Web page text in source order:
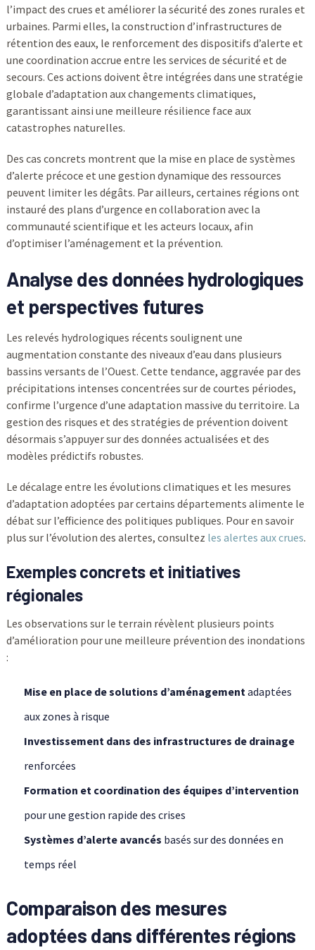
l’impact des crues et améliorer la sécurité des zones rurales et
urbaines. Parmi elles, la construction d’infrastructures de
rétention des eaux, le renforcement des dispositifs d’alerte et
une coordination accrue entre les services de sécurité et de
secours. Ces actions doivent être intégrées dans une stratégie
globale d’adaptation aux changements climatiques,
garantissant ainsi une meilleure résilience face aux
catastrophes naturelles.
Des cas concrets montrent que la mise en place de systèmes
d’alerte précoce et une gestion dynamique des ressources
peuvent limiter les dégâts. Par ailleurs, certaines régions ont
instauré des plans d’urgence en collaboration avec la
communauté scientifique et les acteurs locaux, afin
d’optimiser l’aménagement et la prévention.
Analyse des données hydrologiques
et perspectives futures
Les relevés hydrologiques récents soulignent une
augmentation constante des niveaux d’eau dans plusieurs
bassins versants de l’Ouest. Cette tendance, aggravée par des
précipitations intenses concentrées sur de courtes périodes,
confirme l’urgence d’une adaptation massive du territoire. La
gestion des risques et des stratégies de prévention doivent
désormais s’appuyer sur des données actualisées et des
modèles prédictifs robustes.
Le décalage entre les évolutions climatiques et les mesures
d’adaptation adoptées par certains départements alimente le
débat sur l’efficience des politiques publiques. Pour en savoir
plus sur l’évolution des alertes, consultez les alertes aux crues.
Exemples concrets et initiatives
régionales
Les observations sur le terrain révèlent plusieurs points
d’amélioration pour une meilleure prévention des inondations
:
Mise en place de solutions d’aménagementadaptées
aux zones à risque
Investissement dans des infrastructures de drainage
renforcées
Formation et coordination des équipes d’intervention
pour une gestion rapide des crises
Systèmes d’alerte avancés basés sur des données en
temps réel
Comparaison des mesures
adoptées dans différentes régions